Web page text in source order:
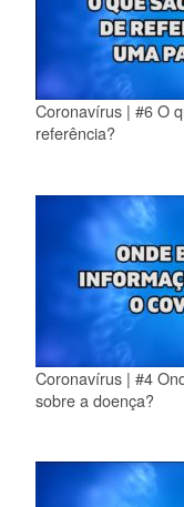
Coronavírus | #6 O
referência?
Coronavírus | #4
sobre a doença?